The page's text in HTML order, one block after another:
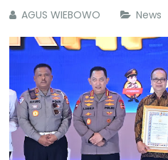
AGUS WIEBOWO News